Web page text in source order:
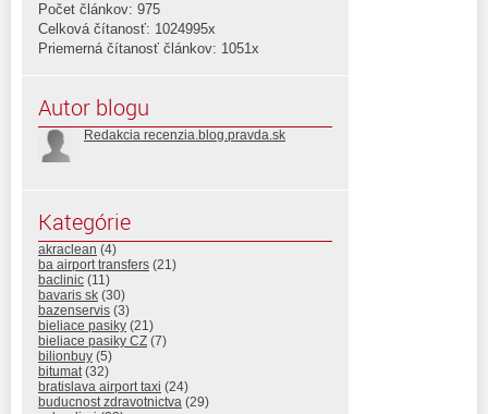
Počet článkov: 975
Celková čítanosť: 1024995x
Priemerná čítanosť článkov: 1051x
Autor blogu
Redakcia recenzia.blog.pravda.sk
Kategórie
akraclean (4)
ba airport transfers (21)
baclinic (11)
bavaris sk (30)
bazenservis (3)
bieliace pasiky (21)
bieliace pasiky CZ (7)
bilionbuy (5)
bitumat(32)
bratislava airport taxi (24)
buducnost zdravotnictva (29)